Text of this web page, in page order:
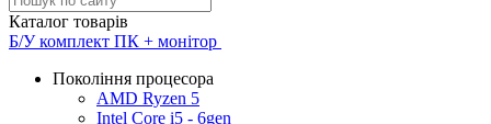
Каталог товарів
Б/У комплект ПК + монітор
Покоління процесора
AMD Ryzen 5
Intel Core i5 - 6gen